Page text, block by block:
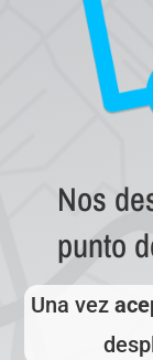
Nos
punto
Una vez